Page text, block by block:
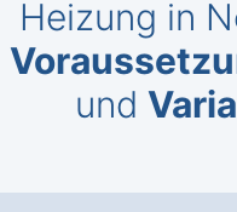
Heizung in
und